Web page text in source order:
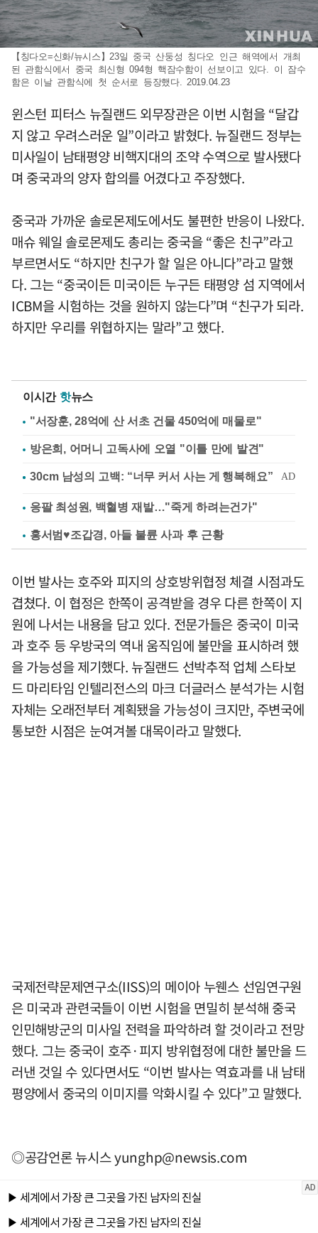
【칭다오=신화/뉴시스】23일 중국 산둥성 칭다오 인근 해역에서 개최
된 관함식에서 중국 최신형 094형 핵잠수함이 선보이고 있다. 이 잠수
함은 이날 관함식에 첫 순서로 등장했다. 2019.04.23
윈스턴 피터스 뉴질랜드 외무장관은 이번 시험을 “달갑
지 않고 우려스러운 일”이라고 밝혔다. 뉴질랜드 정부는
미사일이 남태평양 비핵지대의 조약 수역으로 발사됐다
며 중국과의 양자 합의를 어겼다고 주장했다.
중국과 가까운 솔로몬제도에서도 불편한 반응이 나왔다.
매슈 웨일 솔로몬제도 총리는 중국을 “좋은 친구”라고
부르면서도 “하지만 친구가 할 일은 아니다”라고 말했
다. 그는 “중국이든 미국이든 누구든 태평양 섬 지역에서
ICBM을 시험하는 것을 원하지 않는다”며 “친구가 되라.
하지만 우리를 위협하지는 말라”고 했다.
이시간 핫뉴스
"서장훈, 28억에 산 서초 건물 450억에 매물로"
방은희, 어머니 고독사에 오열 "이틀 만에 발견"
응팔 최성원, 백혈병 재발…"죽게 하려는건가"
홍서범♥조갑경, 아들 불륜 사과 후 근황
이번 발사는 호주와 피지의 상호방위협정 체결 시점과도
겹쳤다. 이 협정은 한쪽이 공격받을 경우 다른 한쪽이 지
원에 나서는 내용을 담고 있다. 전문가들은 중국이 미국
과 호주 등 우방국의 역내 움직임에 불만을 표시하려 했
을 가능성을 제기했다. 뉴질랜드 선박추적 업체 스타보
드 마리타임 인텔리전스의 마크 더글러스 분석가는 시험
자체는 오래전부터 계획됐을 가능성이 크지만, 주변국에
통보한 시점은 눈여겨볼 대목이라고 말했다.
국제전략문제연구소(IISS)의 메이아 누웬스 선임연구원
은 미국과 관련국들이 이번 시험을 면밀히 분석해 중국
인민해방군의 미사일 전력을 파악하려 할 것이라고 전망
했다. 그는 중국이 호주·피지 방위협정에 대한 불만을 드
러낸 것일 수 있다면서도 “이번 발사는 역효과를 내 남태
평양에서 중국의 이미지를 악화시킬 수 있다”고 말했다.
◎공감언론 뉴시스yunghp@newsis.com